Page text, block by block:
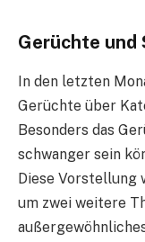
Gerüchte und
In den letzten
Gerüchte über
Besonders das
schwanger sein
Diese Vorstellung
um zwei weitere